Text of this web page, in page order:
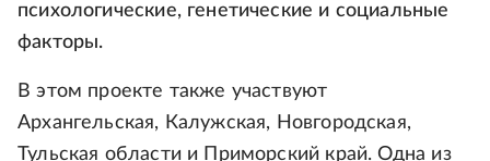
психологические, генетические и социальные
факторы.
В этом проекте также участвуют
Архангельская, Калужская, Новгородская,
Тульская области и Приморский край. Одна из